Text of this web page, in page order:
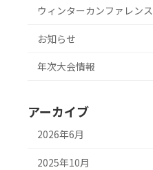
ウィンターカンファレンス
お知らせ
年次大会情報
アーカイブ
2026年6月
2025年10月